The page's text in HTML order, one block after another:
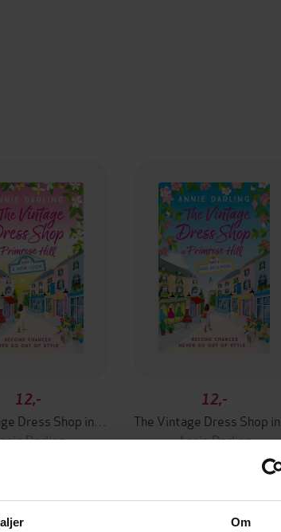
Om
12,-
Darling
12,-
Annie Darling